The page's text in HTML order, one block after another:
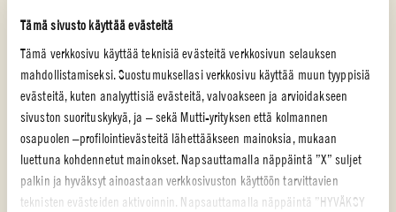
Tämä sivusto käyttää evästeitä
Tämä verkkosivu käyttää teknisiä evästeitä verkkosivun selauksen
mahdollistamiseksi. Suostumuksellasi verkkosivu käyttää muun tyyppisiä
evästeitä, kuten analyyttisiä evästeitä, valvoakseen ja arvioidakseen
sivuston suorituskykyä, ja – sekä Mutti-yrityksen että kolmannen
osapuolen –profilointievästeitä lähettääkseen mainoksia, mukaan
luettuna kohdennetut mainokset. Napsauttamalla näppäintä ”X” suljet
palkin ja hyväksyt ainoastaan verkkosivuston käyttöön tarvittavien
teknisten evästeiden aktivoinnin. Napsauttamalla näppäintä ”HYVÄKSY